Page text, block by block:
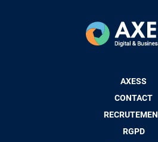
AXESS
CONTACT
RGPD